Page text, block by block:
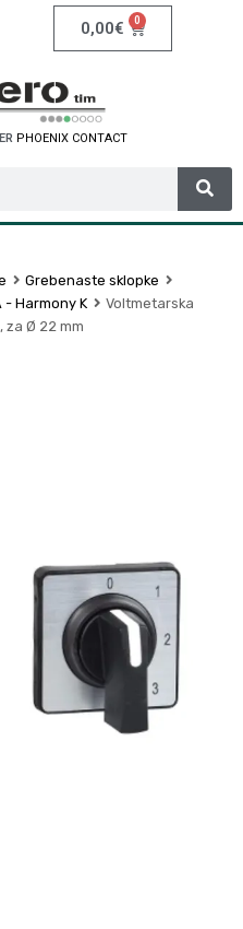
0,00€ 0
PHOENIX CONTACT
Grebenaste sklopke
- Harmony K
Voltmetarska
za Ø 22 mm